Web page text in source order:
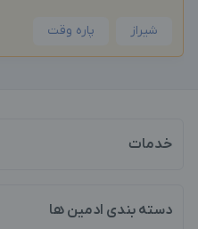
شیراز پاره وقت
خدمات
دسته بندی ادمین ها